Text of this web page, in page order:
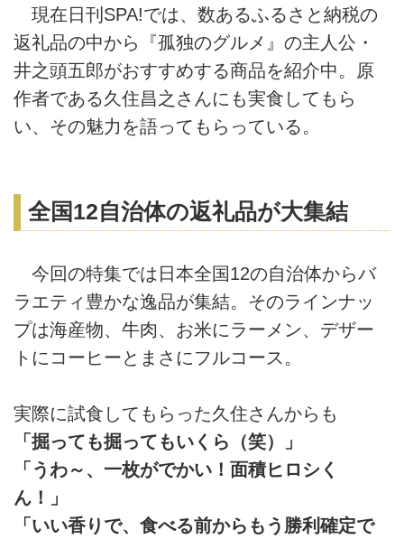
現在日刊SPA!では、数あるふるさと納税の
返礼品の中から『孤独のグルメ』の主人公・
井之頭五郎がおすすめする商品を紹介中。原
作者である久住昌之さんにも実食してもら
い、その魅力を語ってもらっている。
全国12自治体の返礼品が大集結
今回の特集では日本全国12の自治体からバ
ラエティ豊かな逸品が集結。そのラインナッ
プは海産物、牛肉、お米にラーメン、デザー
トにコーヒーとまさにフルコース。
実際に試食してもらった久住さんからも
「掘っても掘ってもいくら（笑）」
「うわ～、一枚がでかい！面積ヒロシく
ん！」
「いい香りで、食べる前からもう勝利確定で